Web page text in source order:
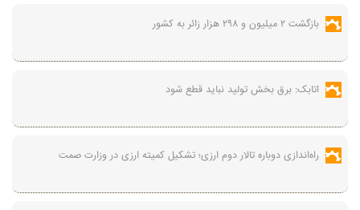
بازگشت ۲ میلیون و ۲۹۸ هزار زائر به کشور
اتابک: برق بخش تولید نباید قطع شود
راه‌اندازی دوباره تالار دوم ارزی؛ تشکیل کمیته ارزی در وزارت صمت